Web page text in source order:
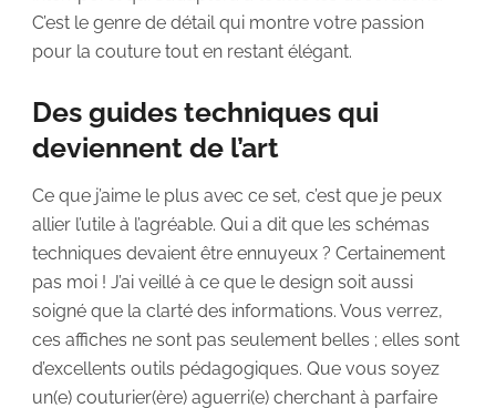
C’est le genre de détail qui montre votre passion
pour la couture tout en restant élégant.
Des guides techniques qui
deviennent de l’art
Ce que j’aime le plus avec ce set, c’est que je peux
allier l’utile à l’agréable. Qui a dit que les schémas
techniques devaient être ennuyeux ? Certainement
pas moi ! J’ai veillé à ce que le design soit aussi
soigné que la clarté des informations. Vous verrez,
ces affiches ne sont pas seulement belles ; elles sont
d’excellents outils pédagogiques. Que vous soyez
un(e) couturier(ère) aguerri(e) cherchant à parfaire